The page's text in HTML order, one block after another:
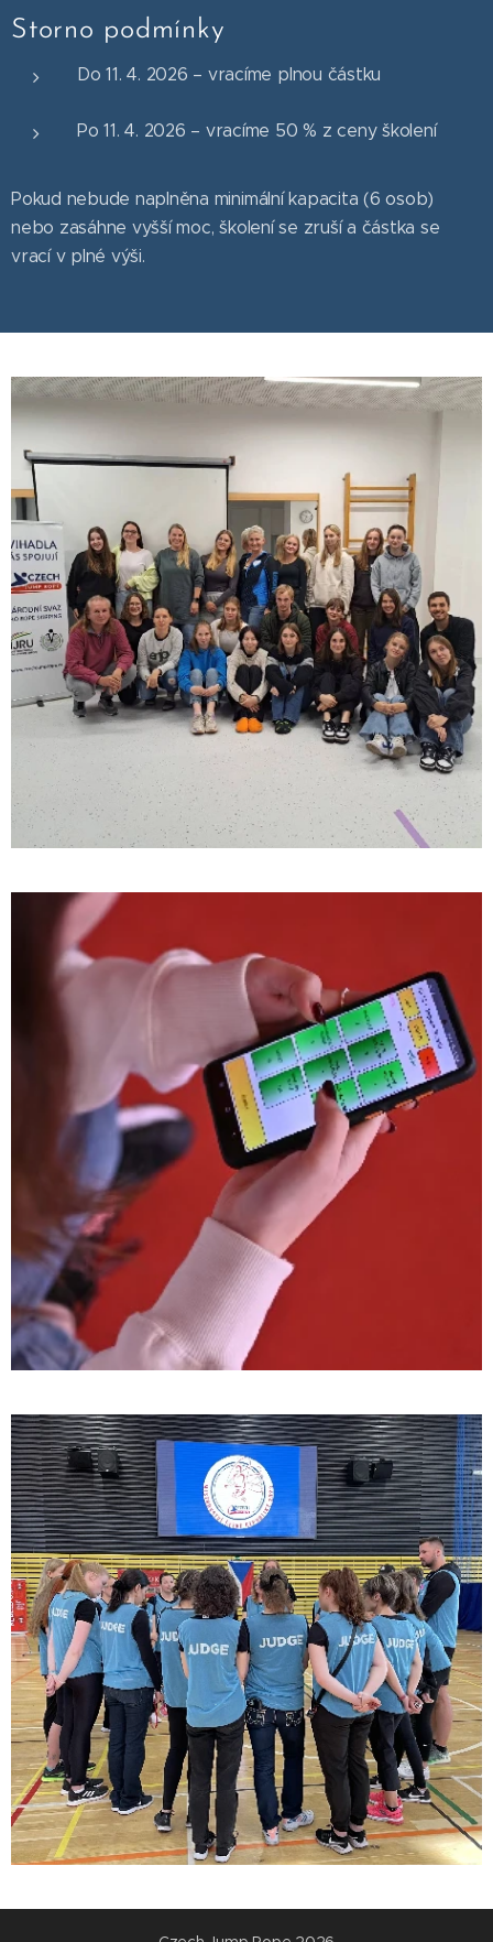
Storno podmínky
Do 11. 4. 2026 – vracíme plnou částku
Po 11. 4. 2026 – vracíme 50 % z ceny školení
Pokud nebude naplněna minimální kapacita (6 osob)
nebo zasáhne vyšší moc, školení se zruší a částka se
vrací v plné výši.